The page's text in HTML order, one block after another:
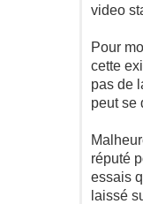
video
Pour
cette
pas de
peut se
réputé
essais
laissé